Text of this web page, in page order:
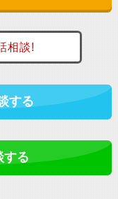
相談!
する
する